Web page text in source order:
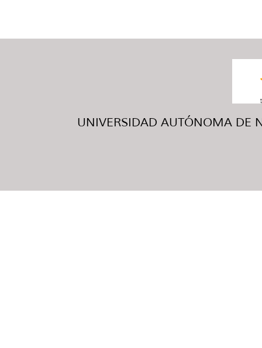
UNIVERSIDAD AUTÓNOMA DE